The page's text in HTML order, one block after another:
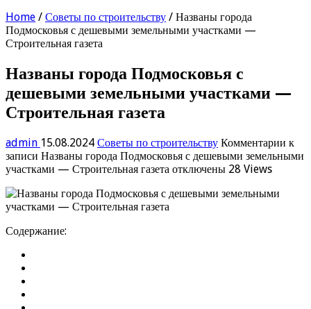
Home / Советы по строительству / Названы города
Подмосковья с дешевыми земельными участками —
Строительная газета
Названы города Подмосковья с
дешевыми земельными участками —
Строительная газета
admin 15.08.2024 Советы по строительству Комментарии к
записи Названы города Подмосковья с дешевыми земельными
участками — Строительная газета отключены 28 Views
Содержание: